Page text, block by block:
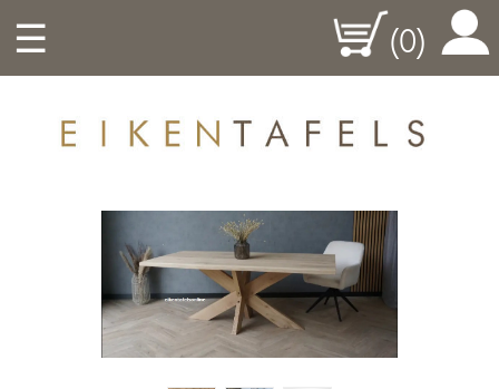
☰ (0)